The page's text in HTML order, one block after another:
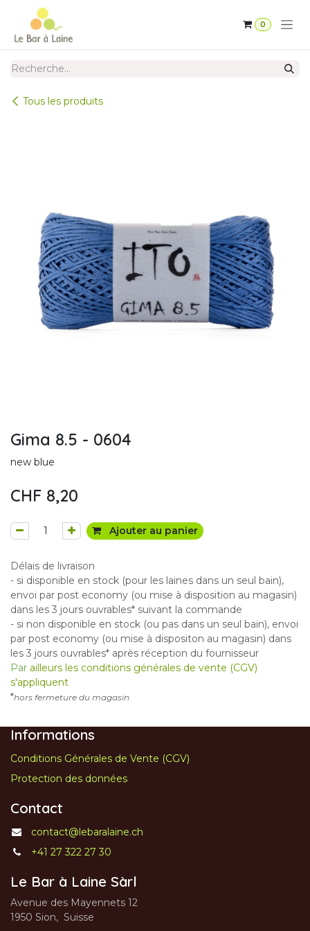
Se rendre au contenu
0
Tous les produits
Gima 8.5 - 0604
new blue
CHF 8,20
Ajouter au panier
Délais de livraison
- si disponible en stock (pour les laines dans un seul bain),
envoi par post economy (ou mise à disposition au magasin)
dans les 3 jours ouvrables* suivant la commande
- si non disponible en stock (ou pas dans un seul bain), envoi
par post economy (ou mise à dispositon au magasin) dans
les 3 jours ouvrables* après réception du fournisseur
Par ailleurs les conditions générales de vente (CGV)
s'appliquent
*hors fermeture du magasin
Informations
Conditions Générales de Vente (CGV)
Protection des données
Contact
contact@lebaralaine.ch
+41 27 322 27 30
Le Bar à Laine Sàrl
Avenue des Mayennets 12
1950 Sion, Suisse